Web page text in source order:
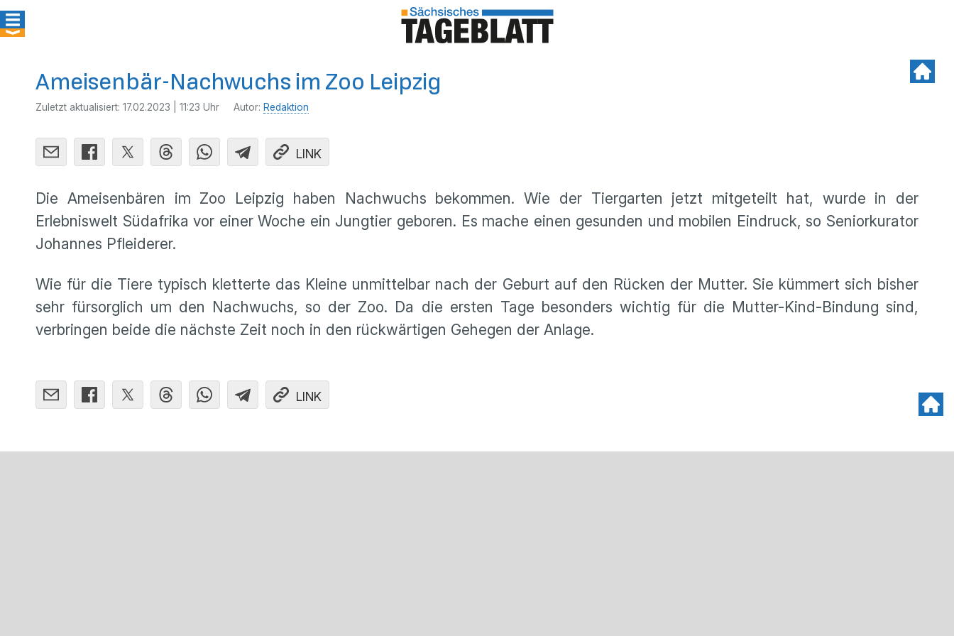
Ameisenbär-Nachwuchs im Zoo Leipzig
Zuletzt aktualisiert: 17.02.2023 | 11:23 Uhr Autor: Redaktion
LINK
Die Ameisenbären im Zoo Leipzig haben Nachwuchs bekommen. Wie der Tiergarten jetzt mitgeteilt hat, wurde in der
Erlebniswelt Südafrika vor einer Woche ein Jungtier geboren. Es mache einen gesunden und mobilen Eindruck, so Seniorkurator
Johannes Pfleiderer.
Wie für die Tiere typisch kletterte das Kleine unmittelbar nach der Geburt auf den Rücken der Mutter. Sie kümmert sich bisher
sehr fürsorglich um den Nachwuchs, so der Zoo. Da die ersten Tage besonders wichtig für die Mutter-Kind-Bindung sind,
verbringen beide die nächste Zeit noch in den rückwärtigen Gehegen der Anlage.
LINK